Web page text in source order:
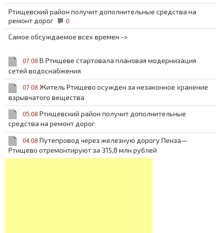
Ртищевский район получит дополнительные средства на
ремонт дорог
0
Самое обсуждаемое всех времен ->
07.08 В Ртищеве стартовала плановая модернизация
сетей водоснабжения
07.08 Житель Ртищево осужден за незаконное хранение
взрывчатого вещества
05.08 Ртищевский район получит дополнительные
средства на ремонт дорог
04.08 Путепровод через железную дорогу Пенза—
Ртищево отремонтируют за 315,8 млн рублей